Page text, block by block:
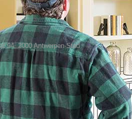
94, 2000 Antwerpen-Stad